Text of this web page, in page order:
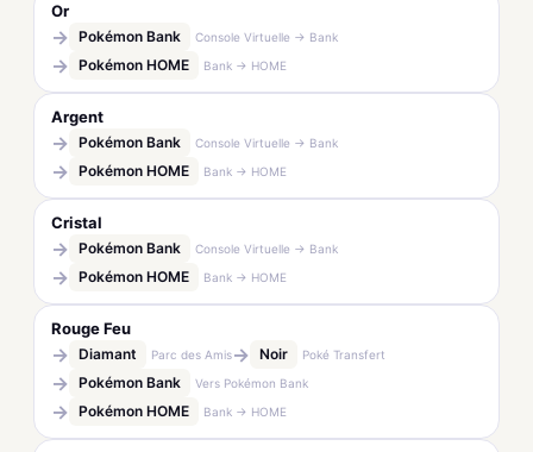
Or
→ Pokémon Bank Console Virtuelle → Bank
→ Pokémon HOME Bank → HOME
Argent
→ Pokémon Bank Console Virtuelle → Bank
→ Pokémon HOME Bank → HOME
Cristal
→ Pokémon Bank Console Virtuelle → Bank
→ Pokémon HOME Bank → HOME
Rouge Feu
→ Diamant Parc des Amis→ Noir Poké Transfert
→ Pokémon Bank Vers Pokémon Bank
→ Pokémon HOME Bank → HOME